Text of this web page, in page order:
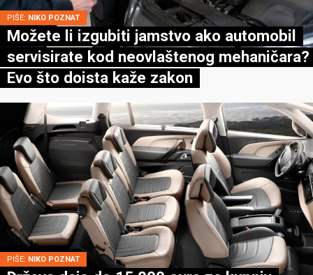
PIŠE: NIKO POZNAT
Možete li izgubiti jamstvo ako automobil
servisirate kod neovlaštenog mehaničara?
Evo što doista kaže zakon
PIŠE: NIKO POZNAT